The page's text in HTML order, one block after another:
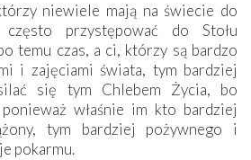
niewiele mają na świecie do
przystępować do Stołu
temu czas, a ci, którzy są bardzo
i zajęciami świata, tym bardziej
się tym Chlebem Życia, bo
właśnie im kto bardziej
tym bardziej pożywnego i
pokarmu.